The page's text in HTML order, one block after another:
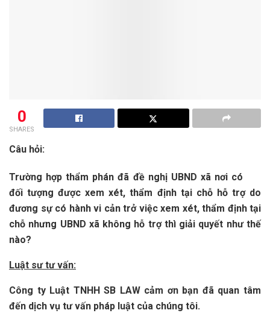
0
SHARES
Câu hỏi:
Trường hợp thẩm phán đã đề nghị UBND xã nơi có
đối tượng được xem xét, thẩm định tại chỗ hỗ trợ do
đương sự có hành vi cản trở việc xem xét, thẩm định tại
chỗ nhưng UBND xã không hỗ trợ thì giải quyết như thế
nào?
Luật sư tư vấn:
Công ty Luật TNHH SB LAW cảm ơn bạn đã quan tâm
đến dịch vụ tư vấn pháp luật của chúng tôi.